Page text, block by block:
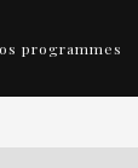
programmes